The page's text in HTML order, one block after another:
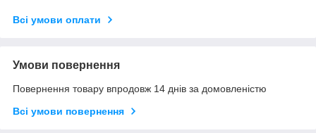
Всі умови оплати
Умови повернення
Повернення товару впродовж 14 днів за домовленістю
Всі умови повернення